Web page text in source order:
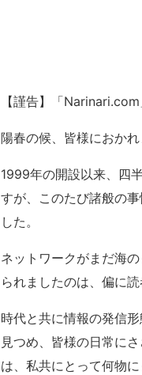
【謹告】「
陽春の候、皆様におか
1999年の開設以来、四
すが、このたび諸般の
した。
ネットワークがまだ海
られましたのは、偏に
時代と共に情報の発信
見つめ、皆様の日常に
は、私共にとって何物